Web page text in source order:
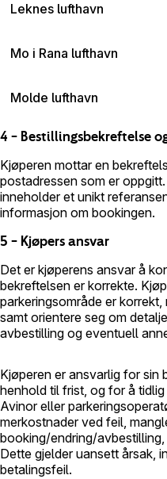
Leknes lufthavn
Mo i Rana lufthavn
Molde lufthavn
4 – Bestillingsbekreftelse
Kjøperen mottar en
postadressen som er
inneholder et unikt
informasjon om bookingen.
5 – Kjøpers ansvar
Det er kjøperens ansvar å
bekreftelsen er korrekte.
parkeringsområde er
samt orientere seg om
avbestilling og eventuell
Kjøperen er ansvarlig for sin
henhold til frist, og for å
Avinor eller
merkostnader ved feil,
booking/endring/
Dette gjelder uansett årsak,
betalingsfeil.